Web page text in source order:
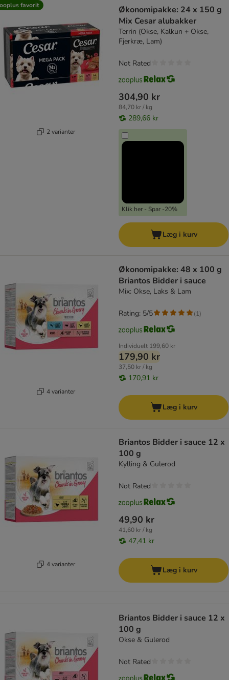
favorit
2 varianter
Økonomipakke: 24 x 150 g
Mix Cesar alubakker
Terrin (Okse, Kalkun + Okse,
Fjerkræ, Lam)
304,90 kr
84,70 kr / kg
289,66 kr
Klik her - Spar -20%
Not Rated
Læg i kurv
4 varianter
Økonomipakke: 48 x 100 g
Briantos Bidder i sauce
Mix: Okse, Laks & Lam
Individuelt 199,60 kr
179,90 kr
37,50 kr / kg
170,91 kr
Rating: 5/5 (1)
Læg i kurv
4 varianter
Briantos Bidder i sauce 12 x
100 g
Kylling & Gulerod
49,90 kr
41,60 kr / kg
47,41 kr
Not Rated
Læg i kurv
Briantos Bidder i sauce 12 x
100 g
Okse & Gulerod
Not Rated